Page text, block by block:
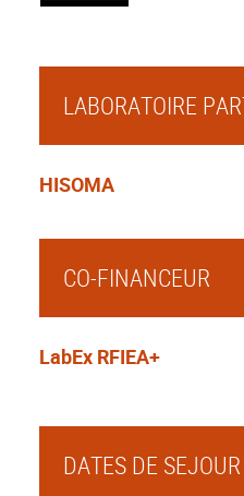
LABORATOIRE
HISOMA
CO-FINANCEUR
LabEx RFIEA+
DATES DE SEJOUR